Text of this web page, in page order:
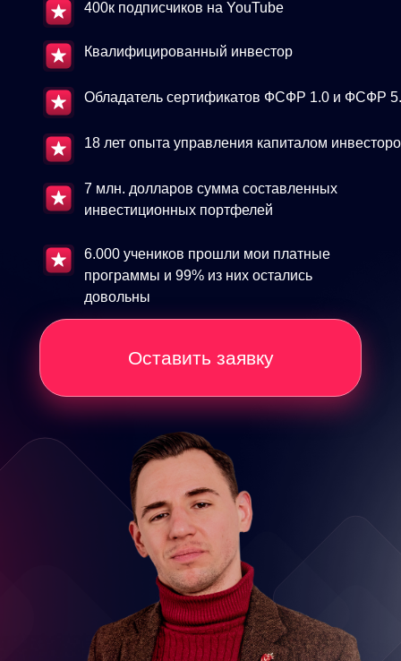
400к подписчиков на YouTube
Квалифицированный инвестор
Обладатель сертификатов ФСФР 1.0 и ФСФР
18 лет опыта управления капиталом
7 млн. долларов сумма составленных
инвестиционных портфелей
6.000 учеников прошли мои платные
программы и 99% из них остались
довольны
Оставить заявку